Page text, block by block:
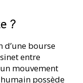
?
d’une bourse
entre
mouvement
possède